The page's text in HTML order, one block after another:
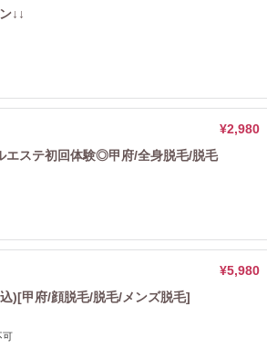
↓↓
¥2,980
エステ初回体験◎甲府/全身脱毛/脱毛
¥5,980
)[甲府/顔脱毛/脱毛/メンズ脱毛]
可